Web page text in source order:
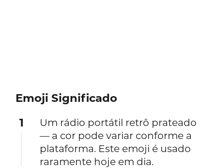
Emoji Significado
1
Um rádio portátil retrô prateado
— a cor pode variar conforme a
plataforma. Este emoji é usado
raramente hoje em dia.